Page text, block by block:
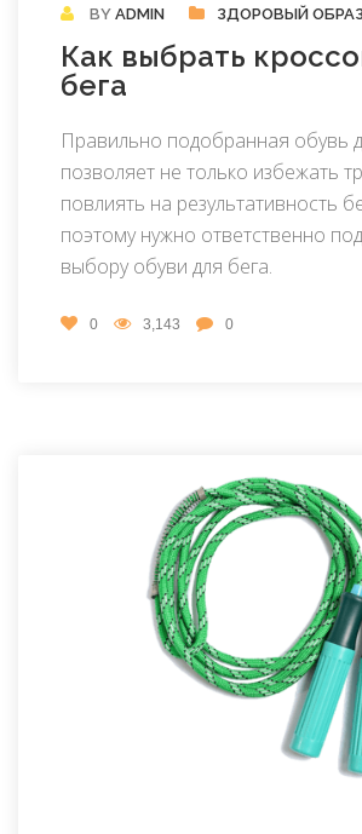
BY ADMIN ЗДОРОВЫЙ
Как выбрать
бега
Правильно подобранная обувь
позволяет не только избежать
повлиять на результативность
поэтому нужно ответственно
выбору обуви для бега.
0 3,143 0